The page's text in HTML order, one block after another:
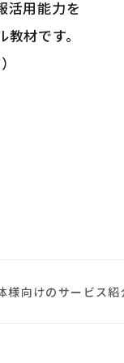
活用能力を
材です。
様向けのサービス紹